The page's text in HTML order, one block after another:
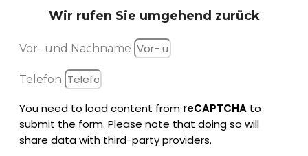
Wir rufen Sie umgehend zurück
Vor- und Nachname
Telefon
You need to load content from reCAPTCHA to
submit the form. Please note that doing so will
share data with third-party providers.